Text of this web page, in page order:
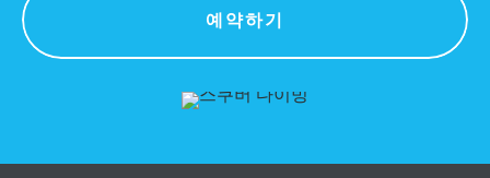
예약하기